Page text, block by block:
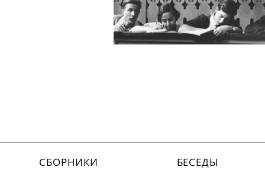
СБОРНИКИ БЕСЕДЫ